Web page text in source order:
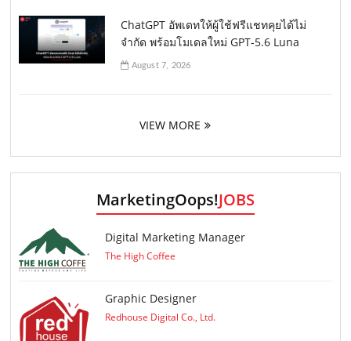
ChatGPT อัพเดทให้ผู้ใช้ฟรีแชทคุยได้ไม่
จำกัด พร้อมโมเดลใหม่ GPT-5.6 Luna
August 7, 2026
VIEW MORE
MarketingOops!JOBS
Digital Marketing Manager
The High Coffee
Graphic Designer
Redhouse Digital Co., Ltd.